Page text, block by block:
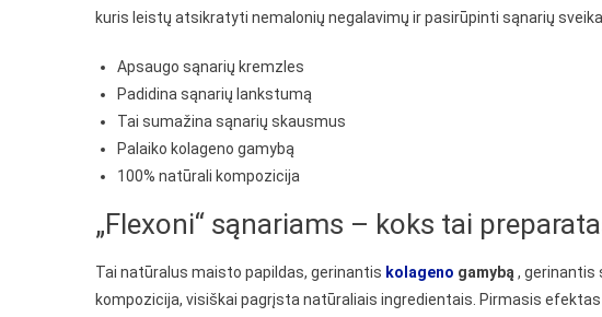
kuris leistų atsikratyti nemalonių negalavimų ir pasirūpinti sąnarių
Apsaugo sąnarių kremzles
Padidina sąnarių lankstumą
Tai sumažina sąnarių skausmus
Palaiko kolageno gamybą
100% natūrali kompozicija
„Flexoni“ sąnariams – koks tai
Tai natūralus maisto papildas, gerinantis kolageno gamybą , gerinantis
kompozicija, visiškai pagrįsta natūraliais ingredientais. Pirmasis efektas